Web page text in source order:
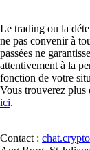
Le trading ou la
ne pas convenir à
passées ne
attentivement à la
fonction de votre
Vous trouverez plus
ici.
Contact :